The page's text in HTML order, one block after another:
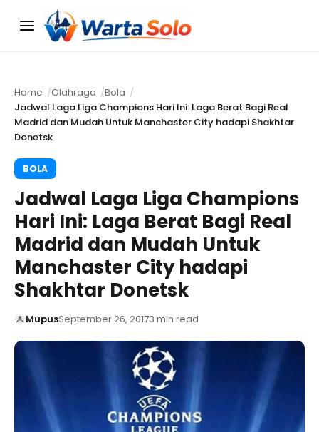
Menu
Home Olahraga
Bola
Jadwal Laga Liga Champions Hari Ini: Laga Berat Bagi Real
Madrid dan Mudah Untuk Manchaster City hadapi Shakhtar
Donetsk
BOLA
Jadwal Laga Liga Champions
Hari Ini: Laga Berat Bagi Real
Madrid dan Mudah Untuk
Manchaster City hadapi
Shakhtar Donetsk
MupusSeptember 26, 20173 min read